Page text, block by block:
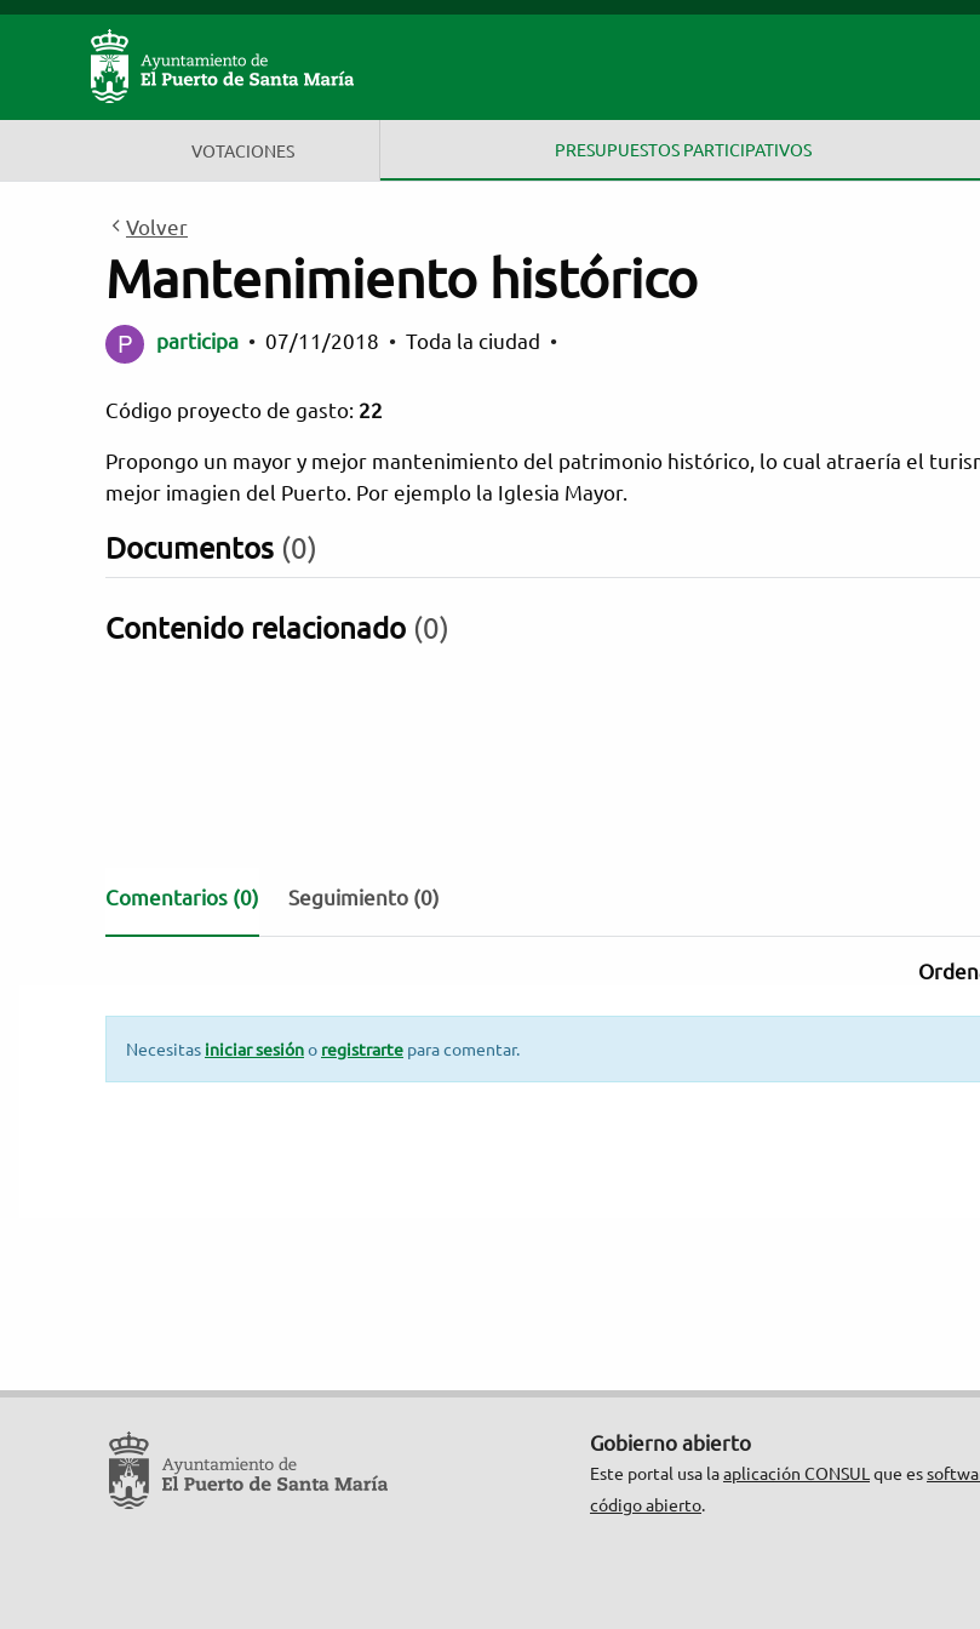
Participa El Puerto de Santa María
VOTACIONES PRESUPUESTOS PARTICIPATIVOS
Volver
Mantenimiento histórico
participa • 07/11/2018 • Toda la ciudad •
Código proyecto de gasto: 22
Propongo un mayor y mejor mantenimiento del patrimonio histórico, lo cual atraería el
mejor imagien del Puerto. Por ejemplo la Iglesia Mayor.
Documentos (0)
Contenido relacionado (0)
Comentarios (0) Seguimiento (0)
Necesitas iniciar sesióno registrarte para comentar.
Gobierno abierto
Este portal usa laaplicación CONSUL que es
código abierto.